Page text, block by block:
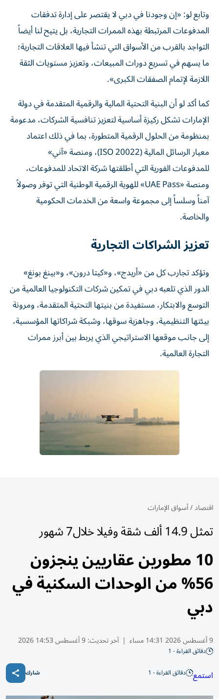
وتابع لو: «إن وجودنا في دبي لا يقتصر على إدارة تدفقات
المدفوعات المرتبطة بهذه الممرات التجارية، بل يتيح لنا أيضاً
التواجد بالقرب من الأسواق التي تنشأ فيها العلاقات التجارية؛
ما يسهم في تسريع دورات المبيعات، وتعزيز مستويات الثقة
اللازمة لإتمام الصفقات الكبرى».
كما أكد لو أن البنية التحتية المالية والرقمية المتقدمة في دولة
الإمارات تشكل ركيزة أساسية لتعزيز تنافسية الشركات، مدعومة
بمنظومة من الحلول الرقمية المتطورة، بما في ذلك اعتماد
معيار الرسائل المالية (ISO 20022)، ومنصة «آني»
للمدفوعات الفورية التي أطلقتها شركة الاتحاد للمدفوعات،
ومنصة «UAE Pass» للهوية الرقمية الوطنية التي توفر وصولاً
آمناً وسلساً إلى مجموعة واسعة من الخدمات الحكومية
والخاصة.
تعزيز الشراكات التجارية
وتؤكد تجارب كل من «أريدج»، و«كيتا درون»، و«بينغ بونغ»
الدور الذي تلعبه دبي في تمكين شركات التكنولوجيا العالمية من
التوسع والابتكار، مستفيدة من بنيتها التحتية المتقدمة، ومرونة
بيئتها التنظيمية، وجاهزية سوقها، وشبكة شراكاتها المؤسسية،
إلى جانب موقعها الاستراتيجي الذي يربط بين أبرز ممرات
التجارة العالمية.
اقتصاد/أسواق الإمارات
تمثل 14.9 ألف شقة وفيلا خلال7 شهور
10 مطورين عقاريين ينجزون
56% من الوحدات السكنية في
دبي
9 أغسطس 2026 14:31 مساء | آخر تحديث:9 أغسطس 14:53 2026
دقائق القراءة - 1
استمع دقائق القراءة - 1 شارك